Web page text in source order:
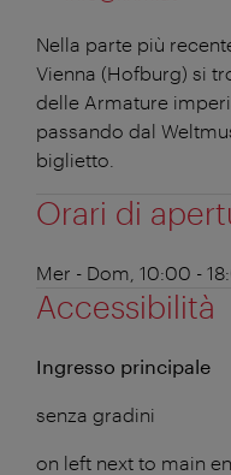
Nella parte più
Vienna (Hofburg) si
delle Armature
passando dal
biglietto.
Orari di
Mer - Dom, 10:00 -
Accessibilità
Ingresso principale
senza gradini
on left next to main